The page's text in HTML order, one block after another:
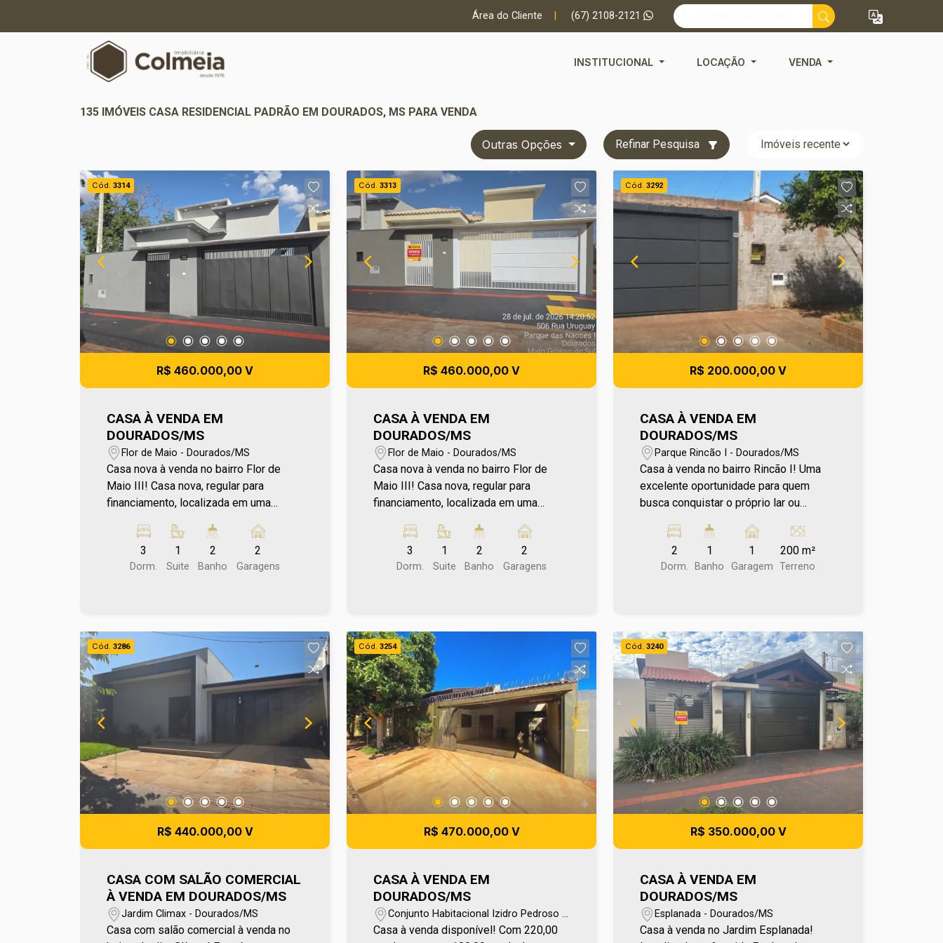
Área do Cliente (67) 2108-2121
INSTITUCIONAL LOCAÇÃO VENDA
135 IMÓVEIS CASA RESIDENCIAL PADRÃO EM DOURADOS, MS PARA VENDA
Outras Opções Refinar Pesquisa
Cód. 3314
R$ 460.000,00 V
CASA À VENDA EM
DOURADOS/MS
Flor de Maio - Dourados/MS
Casa nova à venda no bairro Flor de
Maio III! Casa nova, regular para
financiamento, localizada em uma
potencial de crescimento. Uma
excelente oportunidade para adquirir
uma casa nova e acompanhar o
agende sua visita no número (67) 2108-
2121 ou fale diretamente com nosso
Plantão de Vendas pelo número 67
99255-6175.
3
Dorm.
1
Suite
2
Banho
2
Garagens
Cód. 3313
R$ 460.000,00 V
CASA À VENDA EM
DOURADOS/MS
Flor de Maio - Dourados/MS
Casa nova à venda no bairro Flor de
Maio III! Casa nova, regular para
financiamento, localizada em uma
potencial de crescimento. Uma
excelente oportunidade para adquirir
uma casa nova e acompanhar o
agende sua visita no número (67) 2108-
2121 ou fale diretamente com nosso
Plantão de Vendas pelo número 67
99255-6175.
3
Dorm.
1
Suite
2
Banho
2
Garagens
Cód. 3292
R$ 200.000,00 V
CASA À VENDA EM
DOURADOS/MS
Parque Rincão I - Dourados/MS
Casa à venda no bairro Rincão I! Uma
excelente oportunidade para quem
busca conquistar o próprio lar ou
crescimento, próxima a importantes
indústrias. Apta a financiamento,
oferece condições que facilitam a
varanda, proporcionando mais conforto
e praticidade para o dia a dia. Como
diferencial, possui sistema de energia
solar, garantindo maior economia e
eficiência no consumo de energia. Para
mais informações entre em contato e
agende sua visita no número (67) 2108-
2121 ou fale diretamente com nosso
Plantão de Vendas pelo número 67
99255-6175.
2
Dorm.
1
Banho
1
Garagem
200 m²
Terreno
Cód. 3286
R$ 440.000,00 V
CASA COM SALÃO COMERCIAL
À VENDA EM DOURADOS/MS
Jardim Climax - Dourados/MS
Casa com salão comercial à venda no
Cód. 3254
R$ 470.000,00 V
CASA À VENDA EM
DOURADOS/MS
Conjunto Habitacional Izidro Pedroso -
Dourados/MS
Casa à venda disponível! Com 220,00
Cód. 3240
R$ 350.000,00 V
CASA À VENDA EM
DOURADOS/MS
Esplanada - Dourados/MS
Casa à venda no Jardim Esplanada!